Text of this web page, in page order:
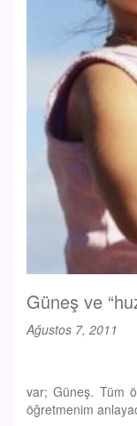
Güneş ve
Ağustos 7, 2011
var; Güneş. Tüm
öğretmenim